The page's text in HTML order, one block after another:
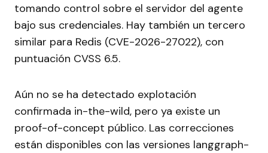
tomando control sobre el servidor del agente
bajo sus credenciales. Hay también un tercero
similar para Redis (CVE-2026-27022), con
puntuación CVSS 6.5.
Aún no se ha detectado explotación
confirmada in-the-wild, pero ya existe un
proof-of-concept público. Las correcciones
están disponibles con las versiones langgraph-